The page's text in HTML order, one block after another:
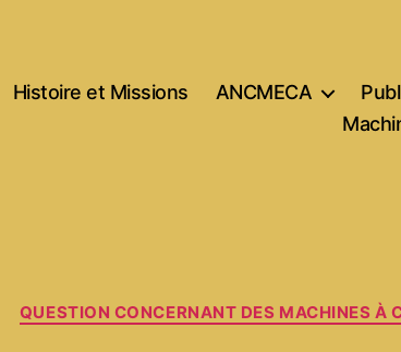
Histoire et Missions ANCMECA
Catégories
QUESTION CONCERNANT DES MACHINES À